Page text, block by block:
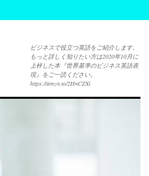
ビジネスで役立つ英語をご紹介します。
もっと詳しく知りたい方は2020年10月に
上梓した本『世界基準のビジネス英語表
現』をご一読ください。
https://amzn.to/2HnCZXi